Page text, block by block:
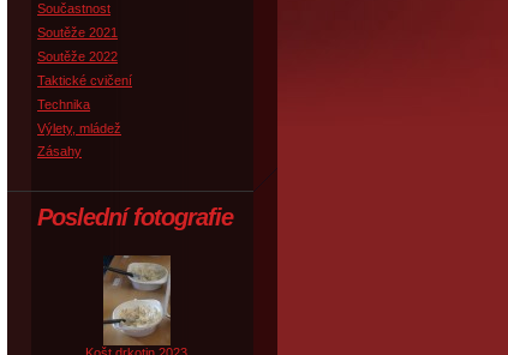
Součastnost
Soutěže 2021
Soutěže 2022
Taktické cvičení
Technika
Výlety, mládež
Zásahy
Poslední fotografie